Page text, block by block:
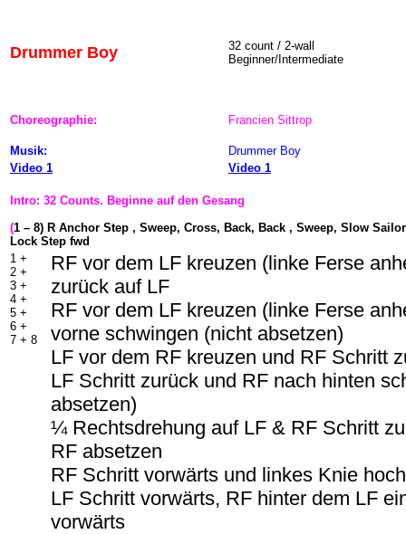
Drummer Boy
32 count / 2-wall
Beginner/Intermediate
Choreographie: Francien Sittrop
Musik:
Drummer Boy
Video 1
Video 1
Intro: 32 Counts. Beginne auf den Gesang
(1 – 8) R Anchor Step , Sweep, Cross, Back, Back , Sweep, Slow
Lock Step fwd
1 +
2 +
3 +
4 +
5 +
6 +
7 + 8
RF vor dem LF kreuzen (linke Ferse
zurück auf LF
RF vor dem LF kreuzen (linke Ferse
vorne schwingen (nicht absetzen)
LF vor dem RF kreuzen und RF Schritt
LF Schritt zurück und RF nach hinten
absetzen)
¼ Rechtsdrehung auf LF & RF Schritt
RF absetzen
RF Schritt vorwärts und linkes Knie
LF Schritt vorwärts, RF hinter dem LF
vorwärts